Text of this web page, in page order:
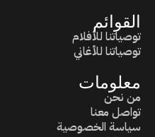
القوائم
توصياتنا للأفلام
توصياتنا للأغاني
معلومات
من نحن
تواصل معنا
سياسة الخصوصية